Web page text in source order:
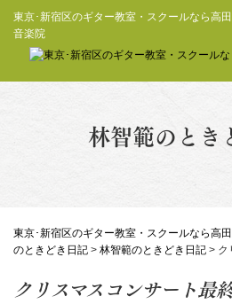
東京･新宿区のギター教室・スクールなら高
音楽院
林智範のとき
東京･新宿区のギター教室・スクールなら高
のときどき日記 > 林智範のときどき日記 > ク
クリスマスコンサート最